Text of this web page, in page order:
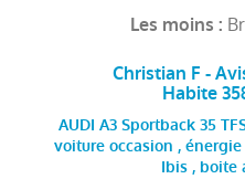
Les moins :
Christian F -
Habite
AUDI A3 Sportback 35
voiture occasion ,
Ibis , boite